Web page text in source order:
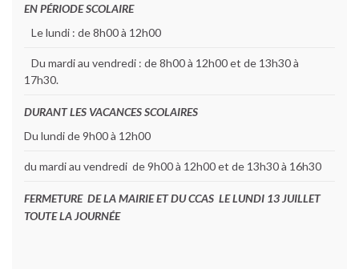
EN PÉRIODE SCOLAIRE
Le lundi : de 8h00 à 12h00
Du mardi au vendredi : de 8h00 à 12h00 et de 13h30 à
17h30.
DURANT LES VACANCES SCOLAIRES
Du lundi de 9h00 à 12h00
du mardi au vendredi de 9h00 à 12h00 et de 13h30 à 16h30
FERMETURE DE LA MAIRIE ET DU CCAS LE LUNDI 13 JUILLET
TOUTE LA JOURNÉE